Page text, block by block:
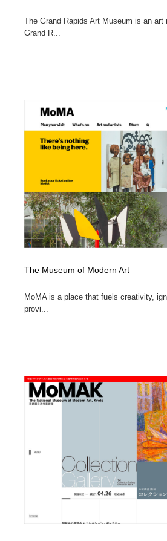
The Grand Rapids Art Museum is an art
Grand R...
The Museum of Modern Art
MoMA is a place that fuels creativity,
provi...